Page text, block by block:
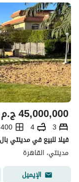
ج.م45,000,000
3
4
400 متر مربع
مدينتي، القاهرة
الإيميل